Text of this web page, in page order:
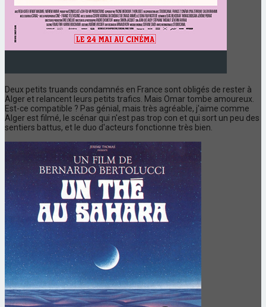
Deux petits truands condamnés en France sont obligés de rester à
Alger et relancent leurs petits trafics. Mais Omar tombe amoureux.
Est-ce compatible ? Pas génial, mais très agréable, j'aime comme
Alger est filmé, le scénar qui n'est pas trop con et qui sort un peu des
sentiers battus, et le duo d'acteurs fonctionne très bien.